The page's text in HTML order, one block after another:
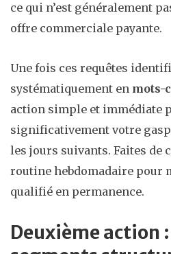
ce qui n’est généralement
offre commerciale payante.
Une fois ces requêtes
systématiquement en mots-
action simple et immédiate
significativement votre
les jours suivants. Faites de
routine hebdomadaire pour
qualifié en permanence.
Deuxième action